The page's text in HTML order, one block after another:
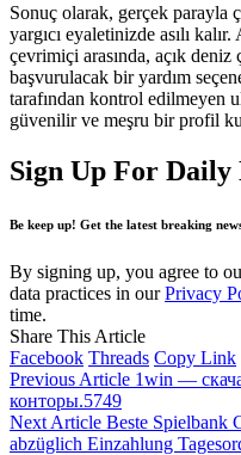
Sonuç olarak, gerçek parayla
yargıcı eyaletinizde asılı
çevrimiçi arasında, açık deniz
başvurulacak bir yardım
tarafından kontrol edilmeyen
güvenilir ve meşru bir profil
Sign Up For Daily
Be keep up! Get the latest breaking
By signing up, you agree to
data practices in ourPrivacy
time.
Share This Article
Facebook Threads Copy Link
Previous Article 1win —
конторы.5749
Next Article Beste Spielbank
abzüglich Einzahlung